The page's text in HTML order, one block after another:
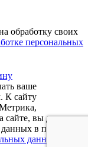
обработку своих
персональных
ваше
К cайту
вы даете
в порядке,
данных